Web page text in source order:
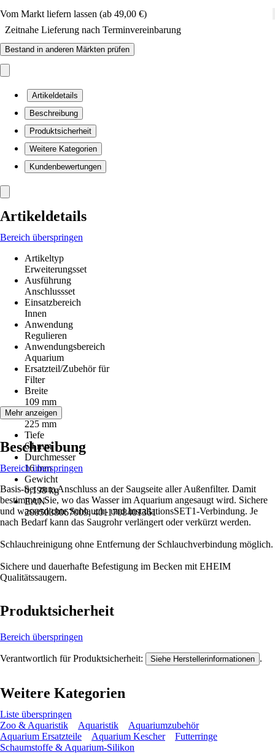
Vom Markt liefern lassen (ab 49,00 €)
Zeitnahe Lieferung nach Terminvereinbarung
Bestand in anderen Märkten prüfen
Artikeldetails
Beschreibung
Produktsicherheit
Weitere Kategorien
Kundenbewertungen
Artikeldetails
Bereich überspringen
Artikeltyp
Erweiterungsset
Ausführung
Anschlussset
Einsatzbereich
Innen
Anwendung
Regulieren
Anwendungsbereich
Aquarium
Ersatzteil/Zubehör für
Filter
Breite
109 mm
Höhe
225 mm
Tiefe
64 mm
Durchmesser
16 mm
Gewicht
0,198 kg
EAN
2005038067009, 4011708401361
Mehr anzeigen
Beschreibung
Bereich überspringen
Basis-Set zum Anschluss an der Saugseite aller Außenfilter. Damit
bestimmen Sie, wo das Wasser im Aquarium angesaugt wird. Sichere
und wasserdichte Schlauch- und InstallationsSET1-Verbindung. Je
nach Bedarf kann das Saugrohr verlängert oder verkürzt werden.
Schlauchreinigung ohne Entfernung der Schlauchverbindung möglich.
Sichere und dauerhafte Befestigung im Becken mit EHEIM
Qualitätssaugern.
Produktsicherheit
Bereich überspringen
Verantwortlich für Produktsicherheit: Siehe Herstellerinformationen .
Weitere Kategorien
Liste überspringen
Zoo & Aquaristik
Aquaristik
Aquariumzubehör
Aquarium Ersatzteile
Aquarium Kescher
Futterringe
Schaumstoffe & Aquarium-Silikon